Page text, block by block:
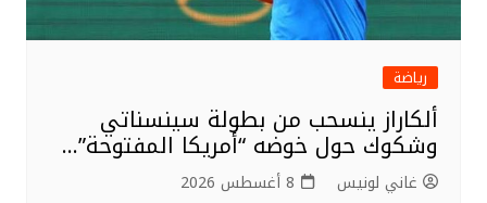
رياضة
ألكاراز ينسحب من بطولة سينسناتي
وشكوك حول خوضه “أمريكا المفتوحة”…
غاني لونيس 8 أغسطس 2026